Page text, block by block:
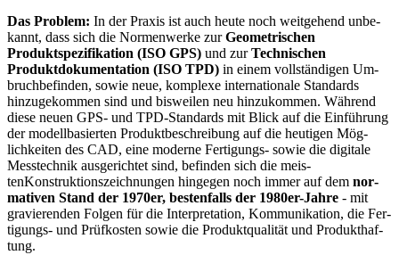
Das Problem: In der Praxis ist auch heute noch weitge­hend unbe­
kannt, dass sich die Normen­werke zurGeo­metrischen
Produktspezifikation (ISO GPS) und zurTechnischen
Produktdokumentation (ISO TPD) in einem vollständi­gen Um­
bruchbefin­den, sowie neue, komplexe interna­ti­onale Standards
hinzugekom­men sind und bis­weilen neu hinzukommen. Während
diese neuen GPS- und TPD-Standards mit Blick auf die Einfüh­rung
der modell­basierten Pro­duktbeschreibung auf die heutigen Mög­
lichkeiten des CAD, eine moderne Ferti­gungs- sowie die digitale
Mess­technik ausgerichtet sind, be­finden sich die meis­
tenKonstruktions­zeichnun­gen hingegen noch im­mer auf dem nor­
mativen Stand der 1970er, bestenfalls der 1980er-Jahre - mit
gravieren­den Folgen für die In­terpretation, Kommunikation, die Fer­
tigungs- und Prüfkosten sowie die Produktquali­tät und Pro­dukt­haf­
tung.